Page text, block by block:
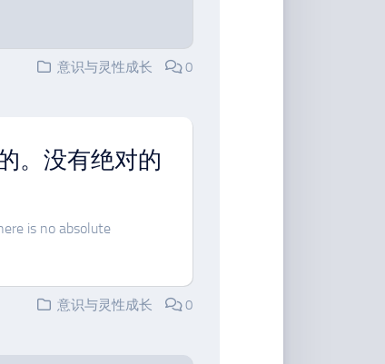
意识与灵性成长
0
。没有绝对的
is no absolute
意识与灵性成长
0